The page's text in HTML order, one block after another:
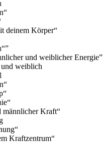
deinem Körper“
und weiblicher Energie”
weiblich
männlicher Kraft“
Kraftzentrum“